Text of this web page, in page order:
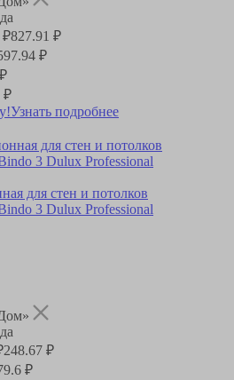
₽827.91 ₽
₽
₽
Узнать подробнее
для стен и потолков
3 Dulux Professional
248.67 ₽
₽